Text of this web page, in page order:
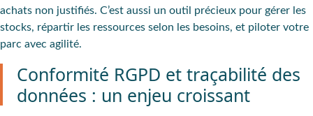
achats non justifiés. C’est aussi un outil précieux pour gérer les
stocks, répartir les ressources selon les besoins, et piloter votre
parc avec agilité.
Conformité RGPD et traçabilité des
données : un enjeu croissant